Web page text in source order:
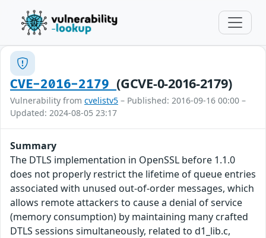
CVE-2016-2179(GCVE-0-2016-2179)
Vulnerability from cvelistv5 – Published: 2016-09-16 00:00 –
Updated: 2024-08-05 23:17
Summary
The DTLS implementation in OpenSSL before 1.1.0
does not properly restrict the lifetime of queue entries
associated with unused out-of-order messages, which
allows remote attackers to cause a denial of service
(memory consumption) by maintaining many crafted
DTLS sessions simultaneously, related to d1_lib.c,